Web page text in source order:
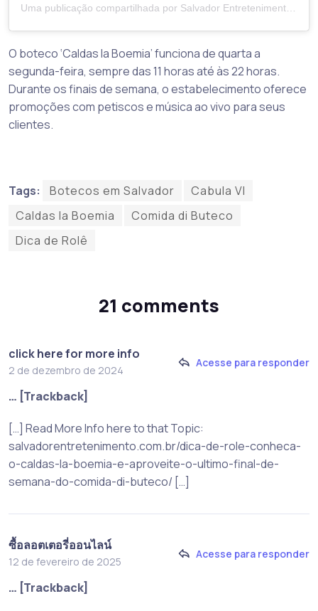
O boteco ‘Caldas la Boemia’ funciona de quarta a
segunda-feira, sempre das 11 horas até às 22 horas.
Durante os finais de semana, o estabelecimento oferece
promoções com petiscos e música ao vivo para seus
clientes.
Tags: Botecos em Salvador
Cabula VI
Caldas la Boemia
Comida di Buteco
Dica de Rolê
21 comments
click here for more info
2 de dezembro de 2024
Acesse para responder
… [Trackback]
[…] Read More Info here to that Topic:
salvadorentretenimento.com.br/dica-de-role-conheca-
o-caldas-la-boemia-e-aproveite-o-ultimo-final-de-
semana-do-comida-di-buteco/ […]
ซื้อลอตเตอรี่ออนไลน์
12 de fevereiro de 2025
Acesse para responder
… [Trackback]